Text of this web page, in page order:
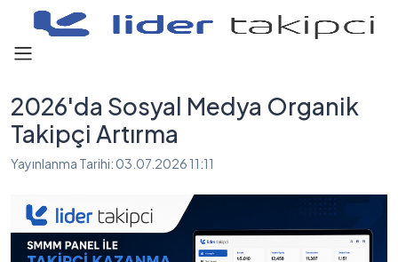
2026'da Sosyal Medya Organik
Takipçi Artırma
Yayınlanma Tarihi: 03.07.2026 11:11